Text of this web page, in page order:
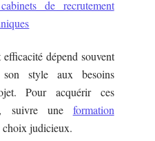
de recrutement
dépend souvent
style aux besoins
Pour acquérir ces
suivre une formation
choix judicieux.